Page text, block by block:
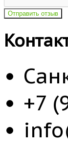
Отправить отзыв
+7